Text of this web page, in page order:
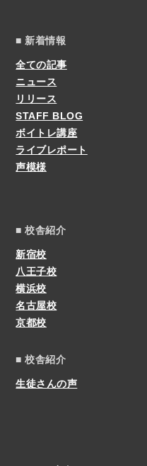
■ 新着情報
全ての記事
ニュース
リリース
STAFF BLOG
ボイトレ講座
ライブレポート
声模様
■ 校舎紹介
新宿校
八王子校
横浜校
名古屋校
京都校
■ 校舎紹介
生徒さんの声